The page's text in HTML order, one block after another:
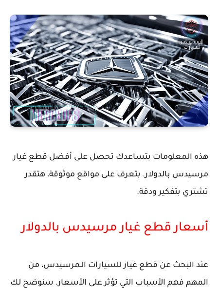
هذه المعلومات بتساعدك تحصل على أفضل قطع غيار
مرسيدس بالدولار. بتعرف على مواقع موثوقة، هتقدر
تشتري بتفكير ودقة.
أسعار قطع غيار مرسيدس بالدولار
عند البحث عن قطع غيار للسيارات الـمرسيدس، من
المهم فهم الأسباب التي تؤثر على الأسعار. سنوضح لك